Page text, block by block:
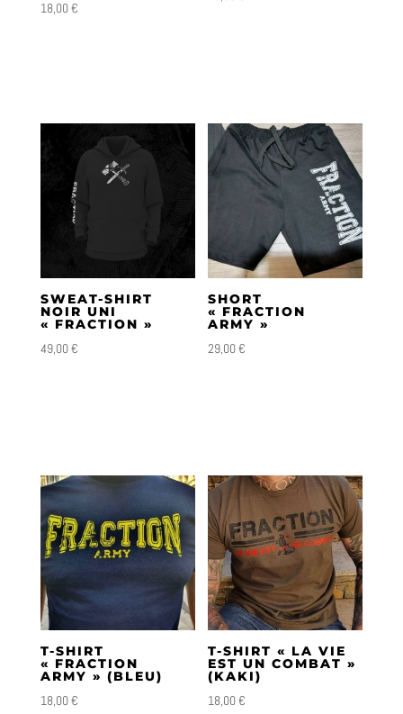
18,00€
SWEAT-SHIRT
NOIR UNI
« FRACTION »
49,00€
SHORT
« FRACTION
ARMY »
29,00€
T-SHIRT
« FRACTION
ARMY » (BLEU)
18,00€
T-SHIRT « LA VIE
EST UN COMBAT »
(KAKI)
18,00€